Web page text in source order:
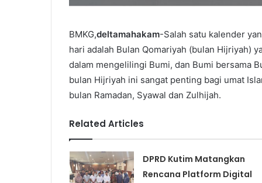
BMKG,deltamahakam-Salah satu kalender
hari adalah Bulan Qomariyah (bulan Hijriyah)
dalam mengelilingi Bumi, dan Bumi bersama
bulan Hijriyah ini sangat penting bagi umat
bulan Ramadan, Syawal dan Zulhijah.
Related Articles
DPRD Kutim Matangkan
Rencana Platform Digital